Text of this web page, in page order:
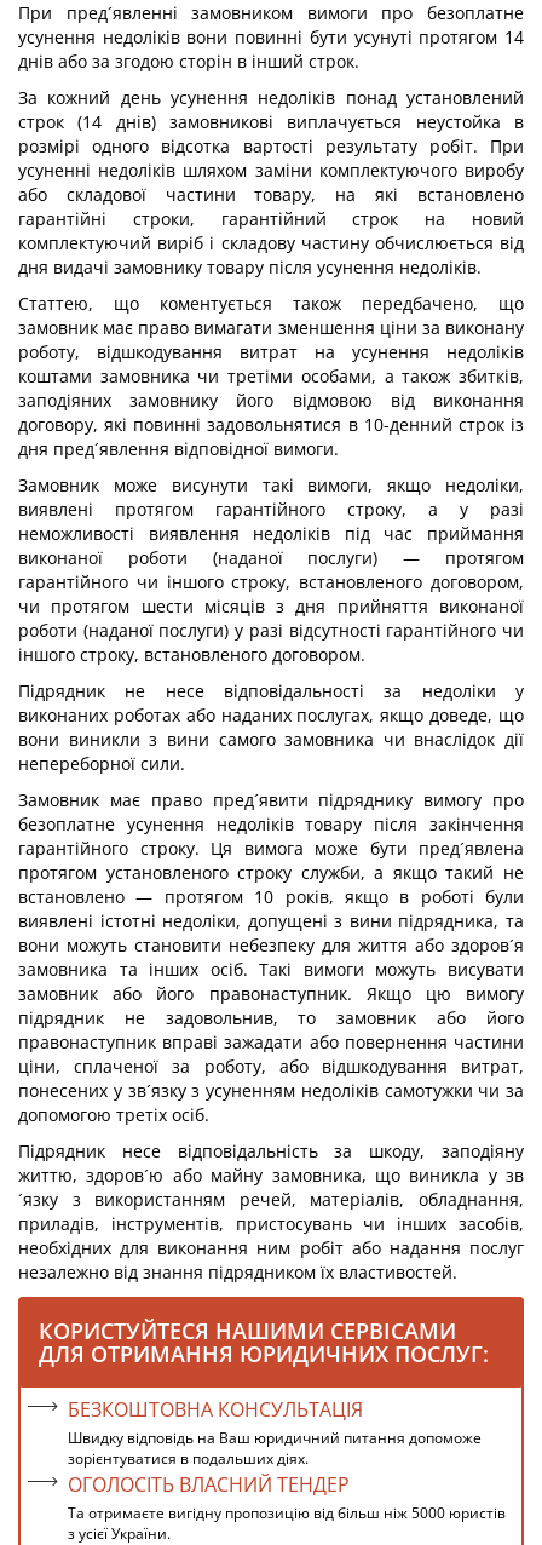
При пред´явленні замовником вимоги про безоплатне
усунення недоліків вони повинні бути усунуті протягом 14
днів або за згодою сторін в інший строк.
За кожний день усунення недоліків понад установлений
строк (14 днів) замовникові виплачується неустойка в
розмірі одного відсотка вартості результату робіт. При
усуненні недоліків шляхом заміни комплектуючого виробу
або складової частини товару, на які встановлено
гарантійні строки, гарантійний строк на новий
комплектуючий виріб і складову частину обчислюється від
дня видачі замовнику товару після усунення недоліків.
Статтею, що коментується також передбачено, що
замовник має право вимагати зменшення ціни за виконану
роботу, відшкодування витрат на усунення недоліків
коштами замовника чи третіми особами, а також збитків,
заподіяних замовнику його відмовою від виконання
договору, які повинні задовольнятися в 10-денний строк із
дня пред´явлення відповідної вимоги.
Замовник може висунути такі вимоги, якщо недоліки,
виявлені протягом гарантійного строку, а у разі
неможливості виявлення недоліків під час приймання
виконаної роботи (наданої послуги) — протягом
гарантійного чи іншого строку, встановленого договором,
чи протягом шести місяців з дня прийняття виконаної
роботи (наданої послуги) у разі відсутності гарантійного чи
іншого строку, встановленого договором.
Підрядник не несе відповідальності за недоліки у
виконаних роботах або наданих послугах, якщо доведе, що
вони виникли з вини самого замовника чи внаслідок дії
непереборної сили.
Замовник має право пред´явити підряднику вимогу про
безоплатне усунення недоліків товару після закінчення
гарантійного строку. Ця вимога може бути пред´явлена
протягом установленого строку служби, а якщо такий не
встановлено — протягом 10 років, якщо в роботі були
виявлені істотні недоліки, допущені з вини підрядника, та
вони можуть становити небезпеку для життя або здоров´я
замовника та інших осіб. Такі вимоги можуть висувати
замовник або його правонаступник. Якщо цю вимогу
підрядник не задовольнив, то замовник або його
правонаступник вправі зажадати або повернення частини
ціни, сплаченої за роботу, або відшкодування витрат,
понесених у зв´язку з усуненням недоліків самотужки чи за
допомогою третіх осіб.
Підрядник несе відповідальність за шкоду, заподіяну
життю, здоров´ю або майну замовника, що виникла у зв
´язку з використанням речей, матеріалів, обладнання,
приладів, інструментів, пристосувань чи інших засобів,
необхідних для виконання ним робіт або надання послуг
незалежно від знання підрядником їх властивостей.
КОРИСТУЙТЕСЯ НАШИМИ СЕРВІСАМИ
ДЛЯ ОТРИМАННЯ ЮРИДИЧНИХ ПОСЛУГ:
БЕЗКОШТОВНА КОНСУЛЬТАЦІЯ
Швидку відповідь на Ваш юридичний питання допоможе
зорієнтуватися в подальших діях.
ОГОЛОСІТЬ ВЛАСНИЙ ТЕНДЕР
Та отримаєте вигідну пропозицію від більш ніж 5000 юристів
з усієї України.